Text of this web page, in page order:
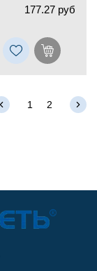
177.27 руб
1 2